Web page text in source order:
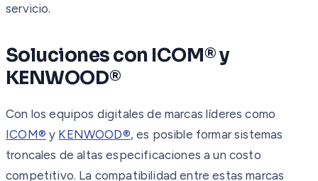
servicio.
Soluciones con ICOM® y
KENWOOD®
Con los equipos digitales de marcas líderes como
ICOM® y KENWOOD®, es posible formar sistemas
troncales de altas especificaciones a un costo
competitivo. La compatibilidad entre estas marcas